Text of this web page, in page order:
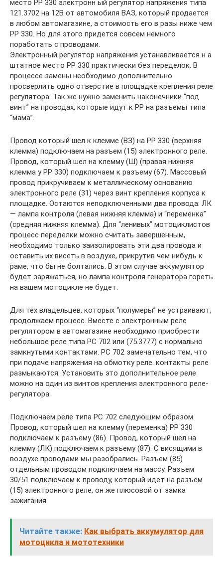
место РР 330 электронн ый регулятор напряжения типа
121.3702 на 12В от автомобиля ВАЗ, который продается
в любом автомагазине, а стоимость его в разы ниже чем
РР 330. Но для этого придется совсем немного
поработать с проводами.
Электронный регулятор напряжения устанавливается н а
штатное место РР 330 практически без переделок. В
процессе замены необходимо дополнительно
просверлить одно отверстие в площадке крепления реле
регулятора. Так же нужно заменить наконечники “под
винт” на проводах, которые идут к РР на разъемы типа
“мама”.
Провод который шел к клемме (ВЗ) на РР 330 (верхняя
клемма) подключаем на разъем (15) электронного реле.
Провод, который шел на клемму (Ш) (правая нижняя
клемма у РР 330) подключаем к разъему (67). Массовый
провод прикручиваем к металлическому основанию
электронного реле (31) через винт крепления корпуса к
площадке. Остаются неподключенными два провода: ЛК
— лампа контроля (левая нижняя клемма) и “переменка”
(средняя нижняя клемма). Для “ленивых” мотоциклистов
процесс переделки можно считать завершенным,
необходимо только заизолировать эти два провода и
оставить их висеть в воздухе, прикрутив чем нибудь к
раме, что бы не болтались. В этом случае аккумулятор
будет заряжаться, но лампа контроля генератора гореть
на вашем мотоцикле не будет.
Для тех владельцев, которых “полумеры” не устраивают,
продолжаем процесс. Вместе с электронным реле
регулятором в автомагазине необходимо приобрести
небольшое реле типа РС 702 или (75.3777) с нормально
замкнутыми контактами. РС 702 замечательно тем, что
при подаче напряжения на обмотку реле. контакты реле
размыкаются. Установить это дополнительное реле
можно на один из винтов крепления электронного реле-
регулятора.
Подключаем реле типа РС 702 следующим образом.
Провод, который шел на клемму (переменка) РР 330
подключаем к разъему (86). Провод, который шел на
клемму (ЛК) подключаем к разъему (87). С висящими в
воздухе проводами мы разобрались. Разъем (85)
отдельным проводом подключаем на массу. Разъем
30/51 подключаем к проводу, который идет на разъем
(15) электронного реле, он же плюсовой от замка
зажигания.
Читайте также: Как выбрать аккумулятор для
мотоцикла и мототехники